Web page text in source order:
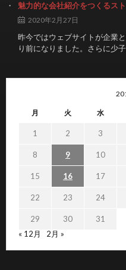
魅力的な会社紹介をつくるス
2020年2月27日
昨今ではウェブサイトが企業
り前になりました。さらに少
月 火 水
1 2 3
8 9 10
15 16 17
22 23 24
29 30
31
« 12月
2月 »